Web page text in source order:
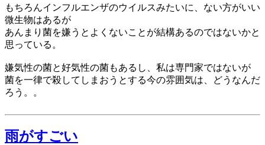
もちろんインフルエンザのウイルスみたいに、ない方がいい
微生物はあるが
あんまり菌を嫌うとよくないことが結構あるのではないかと
思っている。
嫌気性の菌と好気性の菌もあるし、私は専門家ではないが
菌を一律で殺してしまおうとする今の雰囲気は、どうなんだ
ろう。。
雨がすごい